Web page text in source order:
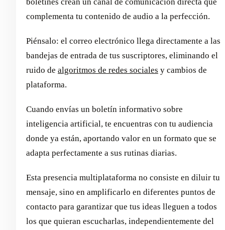
complementa tu contenido de audio a la perfección.
Piénsalo: el correo electrónico llega directamente a las
bandejas de entrada de tus suscriptores, eliminando el
ruido de algoritmos de redes sociales y cambios de
plataforma.
Cuando envías un boletín informativo sobre
inteligencia artificial, te encuentras con tu audiencia
donde ya están, aportando valor en un formato que se
adapta perfectamente a sus rutinas diarias.
Esta presencia multiplataforma no consiste en diluir tu
mensaje, sino en amplificarlo en diferentes puntos de
contacto para garantizar que tus ideas lleguen a todos
los que quieran escucharlas, independientemente del